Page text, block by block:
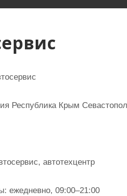
Республика Крым
автотехцентр
ежедневно, 09:00–21:00